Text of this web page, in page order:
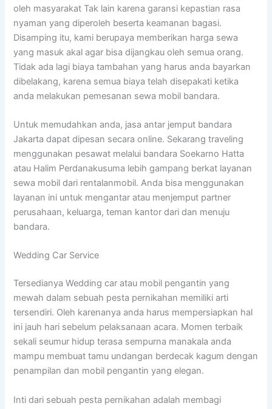
oleh masyarakat Tak lain karena garansi kepastian rasa
nyaman yang diperoleh beserta keamanan bagasi.
Disamping itu, kami berupaya memberikan harga sewa
yang masuk akal agar bisa dijangkau oleh semua orang.
Tidak ada lagi biaya tambahan yang harus anda bayarkan
dibelakang, karena semua biaya telah disepakati ketika
anda melakukan pemesanan sewa mobil bandara.
Untuk memudahkan anda, jasa antar jemput bandara
Jakarta dapat dipesan secara online. Sekarang traveling
menggunakan pesawat melalui bandara Soekarno Hatta
atau Halim Perdanakusuma lebih gampang berkat layanan
sewa mobil dari rentalanmobil. Anda bisa menggunakan
layanan ini untuk mengantar atau menjemput partner
perusahaan, keluarga, teman kantor dari dan menuju
bandara.
Wedding Car Service
Tersedianya Wedding car atau mobil pengantin yang
mewah dalam sebuah pesta pernikahan memiliki arti
tersendiri. Oleh karenanya anda harus mempersiapkan hal
ini jauh hari sebelum pelaksanaan acara. Momen terbaik
sekali seumur hidup terasa sempurna manakala anda
mampu membuat tamu undangan berdecak kagum dengan
penampilan dan mobil pengantin yang elegan.
Inti dari sebuah pesta pernikahan adalah membagi